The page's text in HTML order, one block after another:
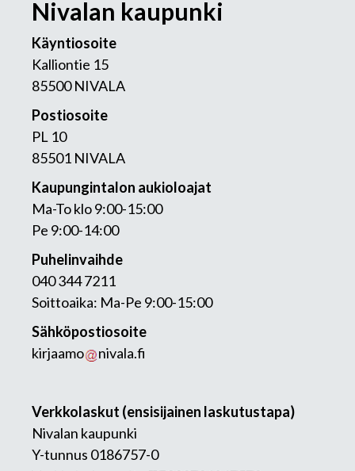
Nivalan kaupunki
Käyntiosoite
Kalliontie 15
85500 NIVALA
Postiosoite
PL 10
85501 NIVALA
Kaupungintalon aukioloajat
Ma-To klo 9:00-15:00
Pe 9:00-14:00
Puhelinvaihde
040 344 7211
Soittoaika: Ma-Pe 9:00-15:00
Sähköpostiosoite
kirjaamo
nivala.fi
Verkkolaskut (ensisijainen laskutustapa)
Nivalan kaupunki
Y-tunnus 0186757-0